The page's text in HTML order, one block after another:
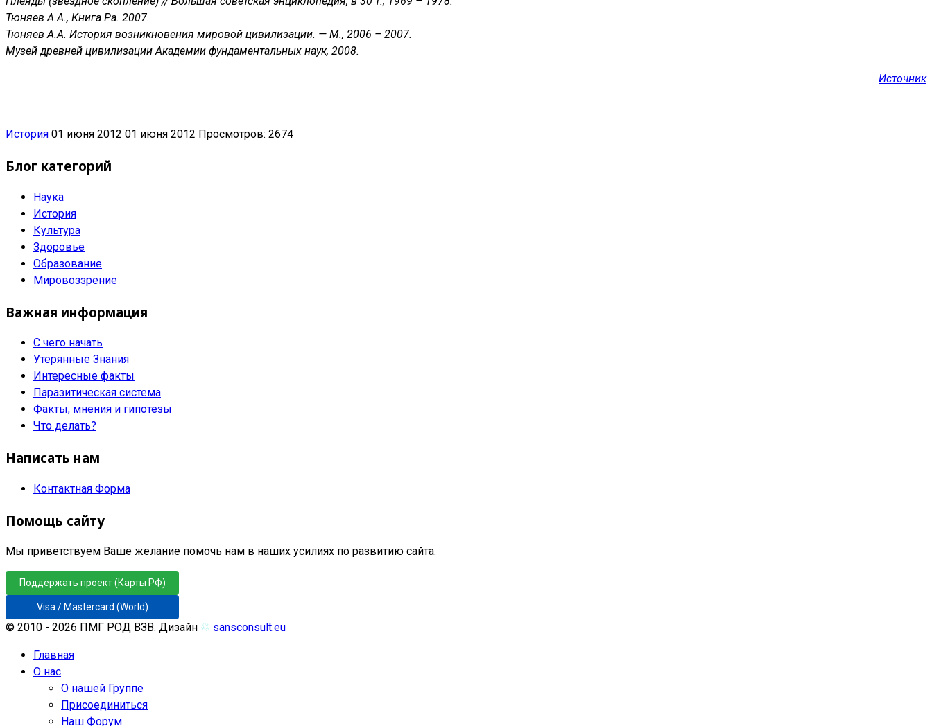
Тюняев А.А., Книга Ра. 2007.
Тюняев А.А. История возникновения мировой цивилизации. — М., 2006 – 2007.
Музей древней цивилизации Академии фундаментальных наук, 2008.
Источник
История 01 июня 2012 01 июня 2012 Просмотров: 2674
Блог категорий
Наука
История
Культура
Здоровье
Образование
Мировоззрение
Важная информация
С чего начать
Утерянные Знания
Интересные факты
Паразитическая система
Факты, мнения и гипотезы
Что делать?
Написать нам
Контактная Форма
Помощь сайту
Мы приветствуем Ваше желание помочь нам в наших усилиях по развитию сайта.
Поддержать проект (Карты РФ)
Visa / Mastercard (World)
© 2010 - 2026 ПМГ РОД ВЗВ. Дизайн ♲ sansconsult.eu
Главная
О нас
О нашей Группе
Присоединиться
Наш Форум